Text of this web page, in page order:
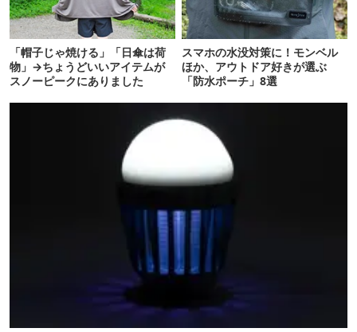
「帽子じゃ焼ける」「日傘は荷
物」→ちょうどいいアイテムが
スノーピークにありました
スマホの水没対策に！モンベル
ほか、アウトドア好きが選ぶ
「防水ポーチ」8選